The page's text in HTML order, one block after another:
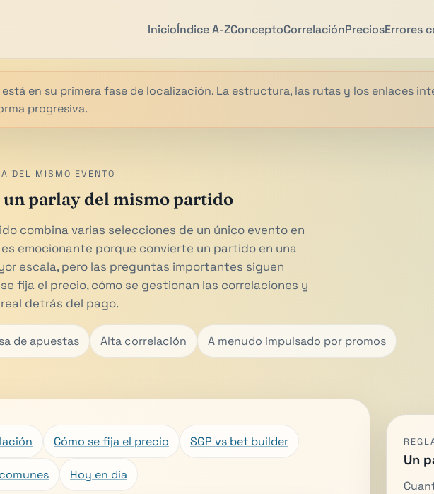
InicioÍndice A-ZConceptoCorrelaciónPreciosErrores
en su primera fase de localización. La estructura, las rutas y los enlaces
progresiva.
DEL MISMO EVENTO
un parlay del mismo partido
combina varias selecciones de un único evento en
emocionante porque convierte un partido en una
escala, pero las preguntas importantes siguen
fija el precio, cómo se gestionan las correlaciones y
detrás del pago.
de apuestas Alta correlación A menudo impulsado por promos
Cómo se fija el precio SGP vs bet builder
Hoy en día
Un